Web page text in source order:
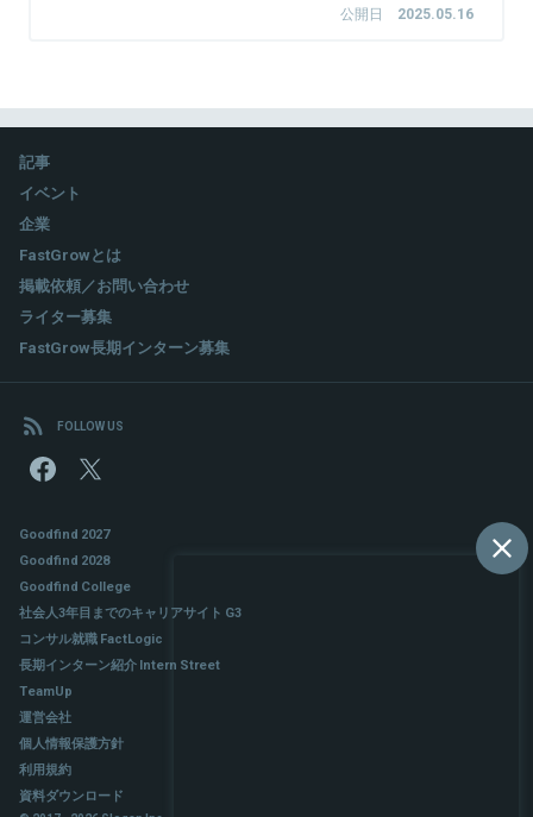
担当する審査部門を管掌。（2025年5月時点）
ン業務を担当し、PO / IPOによる資金調達支援を多数経験。
公開日 2025.05.16
記事
イベント
企業
FastGrowとは
掲載依頼／お問い合わせ
ライター募集
FastGrow長期インターン募集
FOLLOW US
Goodfind 2027
Goodfind 2028
Goodfind College
社会人3年目までのキャリアサイト G3
コンサル就職 FactLogic
長期インターン紹介 Intern Street
TeamUp
運営会社
個人情報保護方針
利用規約
資料ダウンロード